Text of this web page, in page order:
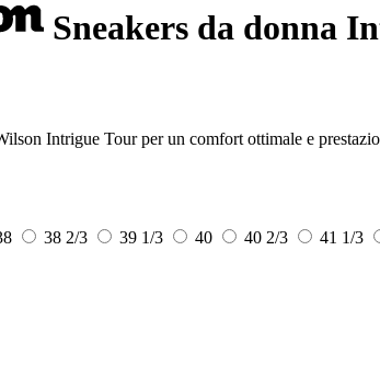
Sneakers da donna
Intrigue Tour per un comfort ottimale e
38 2/3 39 1/3 40 40 2/3 41 1/3